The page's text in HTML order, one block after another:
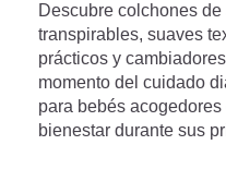
Descubre colchones
transpirables, suaves
prácticos y
momento del cuidado
para bebés
bienestar durante sus